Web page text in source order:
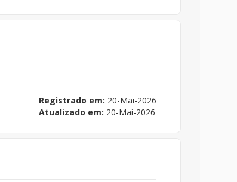
Registrado em: 20-Mai-2026
Atualizado em: 20-Mai-2026